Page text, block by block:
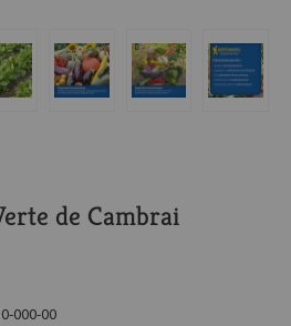
de Cambrai
000-00